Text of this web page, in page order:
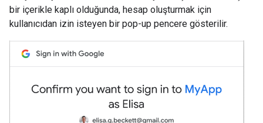
bir içerikle kaplı olduğunda, hesap oluşturmak için
kullanıcıdan izin isteyen bir pop-up pencere gösterilir.